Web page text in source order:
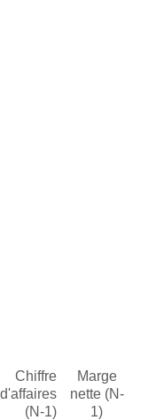
Chiffre
d'affaires
(N-1)
Marge
nette (N-
1)